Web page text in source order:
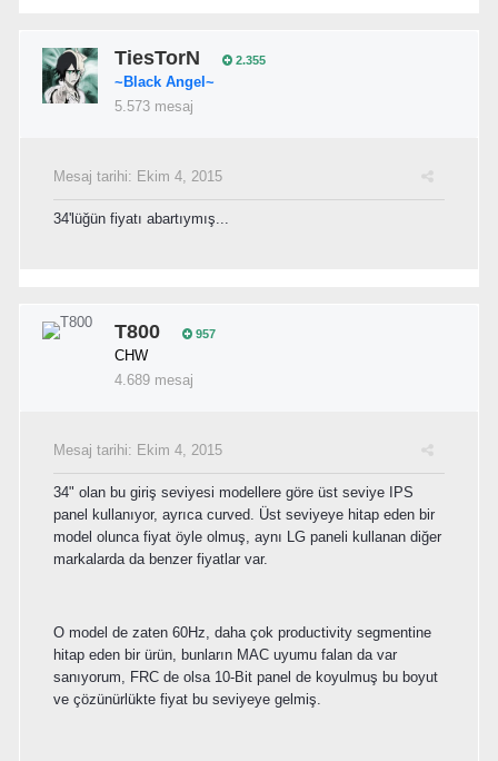
TiesTorN 2.355
~Black Angel~
5.573 mesaj
Mesaj tarihi: Ekim 4, 2015
34'lüğün fiyatı abartıymış...
T800 957
CHW
4.689 mesaj
Mesaj tarihi: Ekim 4, 2015
34" olan bu giriş seviyesi modellere göre üst seviye IPS
panel kullanıyor, ayrıca curved. Üst seviyeye hitap eden bir
model olunca fiyat öyle olmuş, aynı LG paneli kullanan diğer
markalarda da benzer fiyatlar var.
O model de zaten 60Hz, daha çok productivity segmentine
hitap eden bir ürün, bunların MAC uyumu falan da var
sanıyorum, FRC de olsa 10-Bit panel de koyulmuş bu boyut
ve çözünürlükte fiyat bu seviyeye gelmiş.